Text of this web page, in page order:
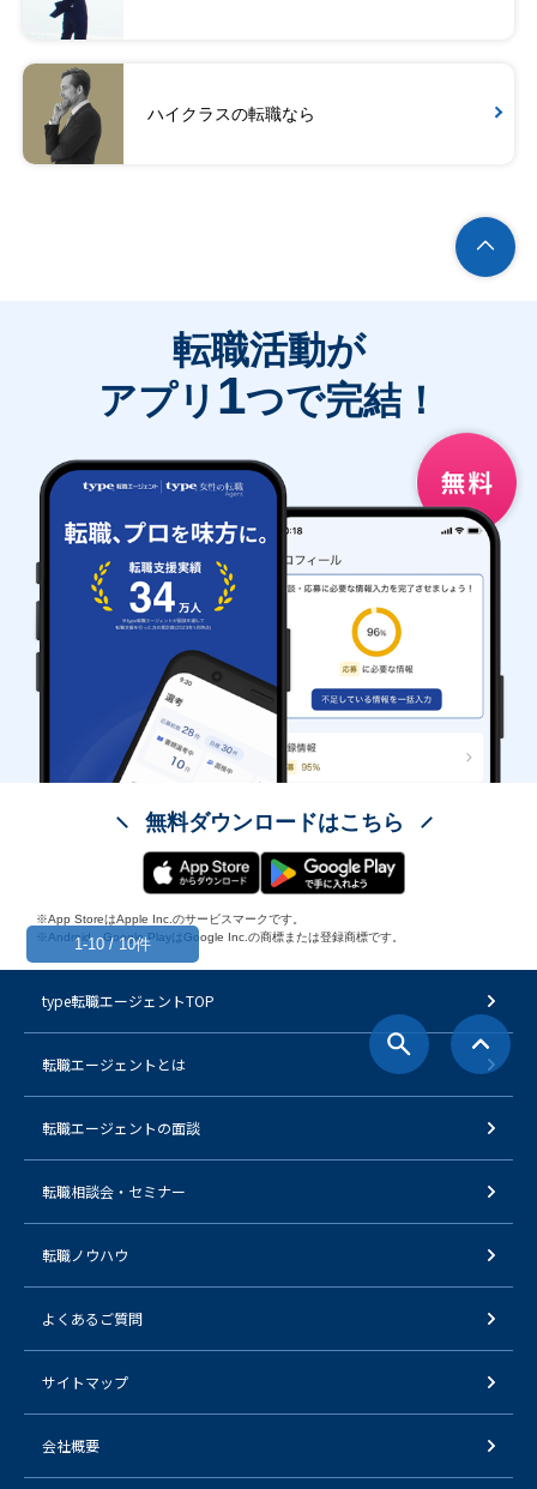
ハイクラスの転職なら
1-10 / 10件
転職活動が
アプリ 1つで完結！
無料ダウンロードはこちら
※App StoreはApple Inc.のサービスマークです。
※Android、Google PlayはGoogle Inc.の商標または登録商標です。
type転職エージェントTOP
転職エージェントとは
転職エージェントの面談
転職相談会・セミナー
転職ノウハウ
よくあるご質問
サイトマップ
会社概要